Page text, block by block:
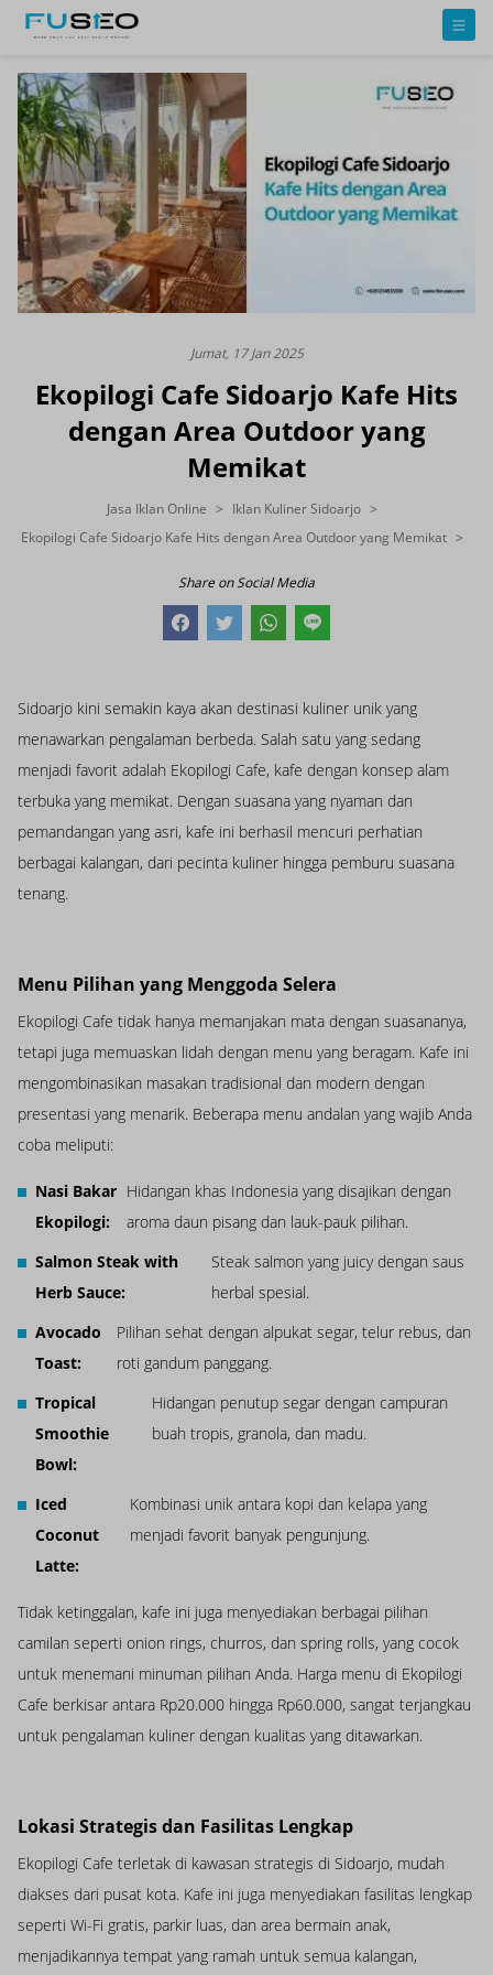
Jumat, 17 Jan 2025
Ekopilogi Cafe Sidoarjo Kafe Hits
dengan Area Outdoor yang
Memikat
Jasa Iklan Online
Iklan Kuliner Sidoarjo
Ekopilogi Cafe Sidoarjo Kafe Hits dengan Area Outdoor yang Memikat
Share on Social Media
Sidoarjo kini semakin kaya akan destinasi kuliner unik yang
menawarkan pengalaman berbeda. Salah satu yang sedang
menjadi favorit adalah Ekopilogi Cafe, kafe dengan konsep alam
terbuka yang memikat. Dengan suasana yang nyaman dan
pemandangan yang asri, kafe ini berhasil mencuri perhatian
berbagai kalangan, dari pecinta kuliner hingga pemburu suasana
tenang.
Menu Pilihan yang Menggoda Selera
Ekopilogi Cafe tidak hanya memanjakan mata dengan suasananya,
tetapi juga memuaskan lidah dengan menu yang beragam. Kafe ini
mengombinasikan masakan tradisional dan modern dengan
presentasi yang menarik. Beberapa menu andalan yang wajib Anda
coba meliputi:
Nasi Bakar
Ekopilogi:
Hidangan khas Indonesia yang disajikan dengan
aroma daun pisang dan lauk-pauk pilihan.
Salmon Steak with
Herb Sauce:
Steak salmon yang juicy dengan saus
herbal spesial.
Avocado
Toast:
Pilihan sehat dengan alpukat segar, telur rebus, dan
roti gandum panggang.
Tropical
Smoothie
Bowl:
Hidangan penutup segar dengan campuran
buah tropis, granola, dan madu.
Iced
Coconut
Latte:
Kombinasi unik antara kopi dan kelapa yang
menjadi favorit banyak pengunjung.
Tidak ketinggalan, kafe ini juga menyediakan berbagai pilihan
camilan seperti onion rings, churros, dan spring rolls, yang cocok
untuk menemani minuman pilihan Anda. Harga menu di Ekopilogi
Cafe berkisar antara Rp20.000 hingga Rp60.000, sangat terjangkau
untuk pengalaman kuliner dengan kualitas yang ditawarkan.
Lokasi Strategis dan Fasilitas Lengkap
Ekopilogi Cafe terletak di kawasan strategis di Sidoarjo, mudah
diakses dari pusat kota. Kafe ini juga menyediakan fasilitas lengkap
seperti Wi-Fi gratis, parkir luas, dan area bermain anak,
menjadikannya tempat yang ramah untuk semua kalangan,